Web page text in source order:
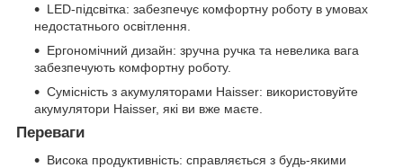
LED-підсвітка: забезпечує комфортну роботу в умовах
недостатнього освітлення.
Ергономічний дизайн: зручна ручка та невелика вага
забезпечують комфортну роботу.
Сумісність з акумуляторами Haisser: використовуйте
акумулятори Haisser, які ви вже маєте.
Переваги
Висока продуктивність: справляється з будь-якими